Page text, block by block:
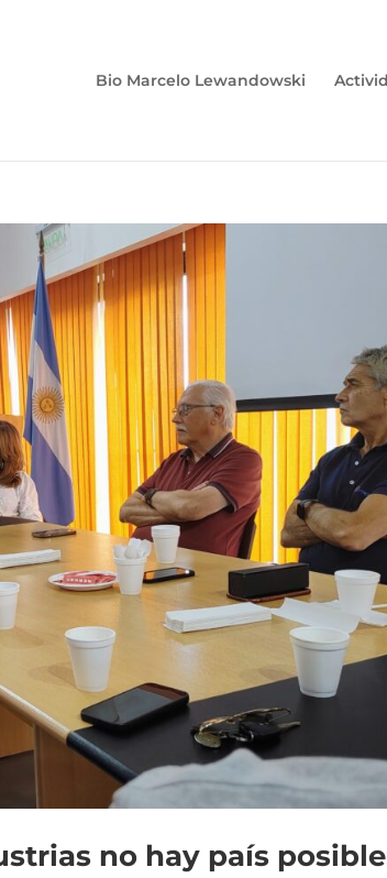
Bio Marcelo Lewandowski
no hay país